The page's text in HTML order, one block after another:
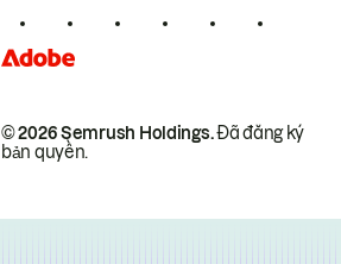
© 2026 Semrush Holdings.Đã đăng ký
bản quyền.